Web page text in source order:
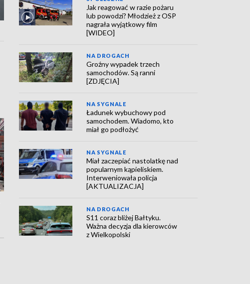
Jak reagować w razie pożaru
lub powodzi? Młodzież z OSP
nagrała wyjątkowy film
[WIDEO]
NA DROGACH
Groźny wypadek trzech
samochodów. Są ranni
[ZDJĘCIA]
NA SYGNALE
Ładunek wybuchowy pod
samochodem. Wiadomo, kto
miał go podłożyć
NA SYGNALE
Miał zaczepiać nastolatkę nad
popularnym kąpieliskiem.
Interweniowała policja
[AKTUALIZACJA]
NA DROGACH
S11 coraz bliżej Bałtyku.
Ważna decyzja dla kierowców
z Wielkopolski